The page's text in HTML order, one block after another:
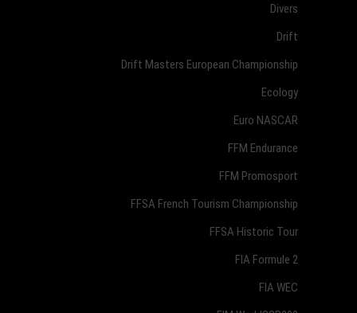
Divers
Drift
Drift Masters European Championship
Ecology
Euro NASCAR
FFM Endurance
FFM Promosport
FFSA French Tourism Championship
FFSA Historic Tour
FIA Formule 2
FIA WEC